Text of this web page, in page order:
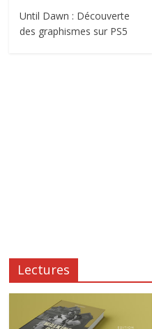
Until Dawn : Découverte
des graphismes sur PS5
Lectures